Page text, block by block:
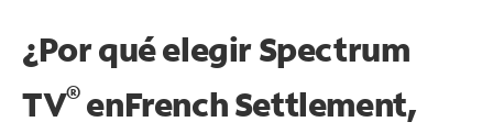
¿Por qué elegir Spectrum
TV®enFrench Settlement,